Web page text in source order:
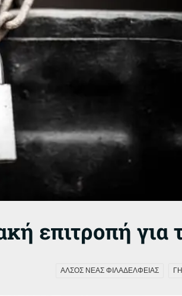
επιτροπή για
ΑΛΣΟΣ ΝΕΑΣ ΦΙΛΑΔΕΛΦΕΙΑΣ